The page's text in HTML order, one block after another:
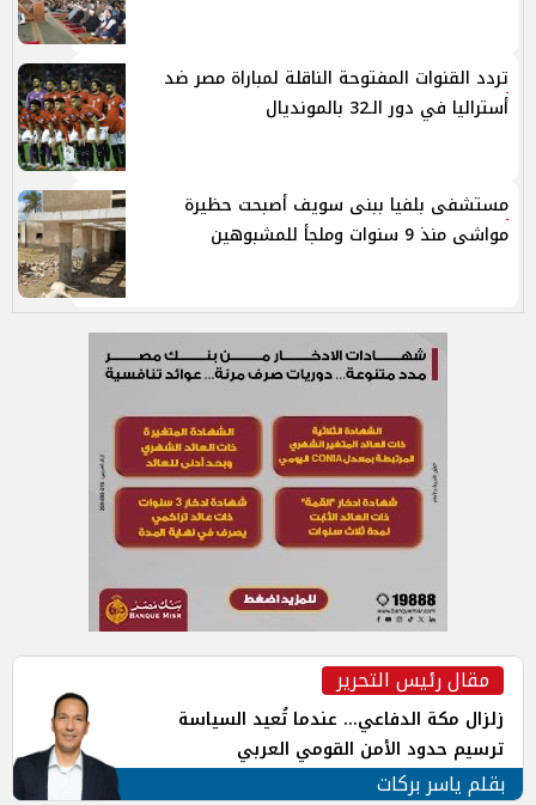
تردد القنوات المفتوحة الناقلة لمباراة مصر ضد
أستراليا في دور الـ32 بالمونديال
مستشفى بلفيا ببنى سويف أصبحت حظيرة
مواشى منذ 9 سنوات وملجأ للمشبوهين
مقال رئيس التحرير
زلزال مكة الدفاعي... عندما تُعيد السياسة
ترسيم حدود الأمن القومي العربي
بقلم ياسر بركات